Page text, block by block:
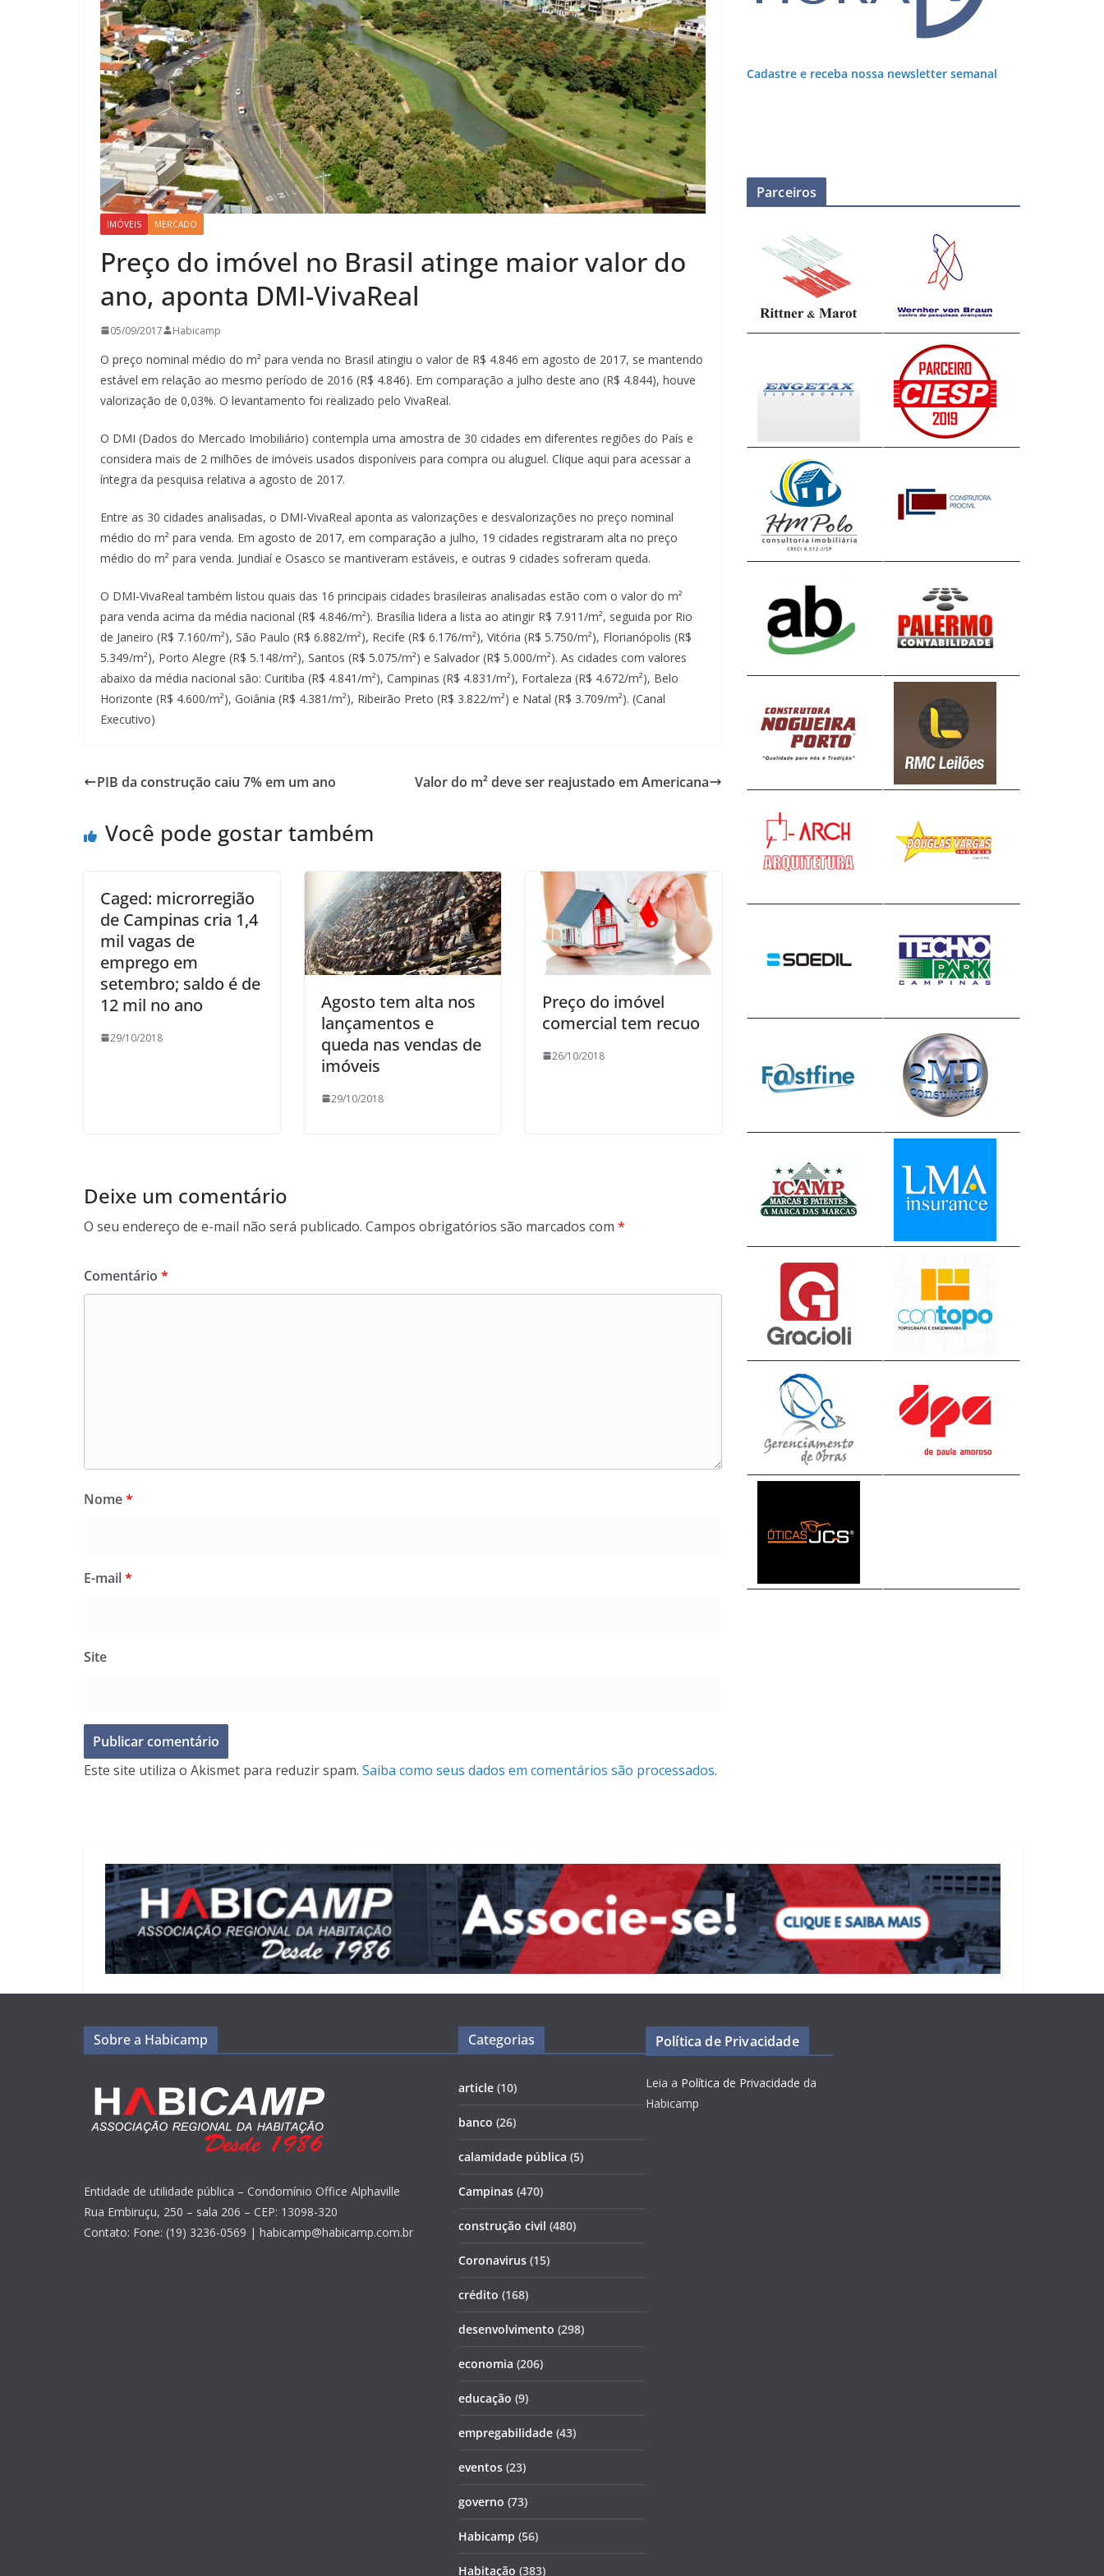
IMÓVEIS MERCADO
Preço do imóvel no Brasil atinge maior valor do
ano, aponta DMI-VivaReal
05/09/2017 Habicamp
O preço nominal médio do m² para venda no Brasil atingiu o valor de R$ 4.846 em agosto de 2017, se mantendo
estável em relação ao mesmo período de 2016 (R$ 4.846). Em comparação a julho deste ano (R$ 4.844), houve
valorização de 0,03%. O levantamento foi realizado pelo VivaReal.
O DMI (Dados do Mercado Imobiliário) contempla uma amostra de 30 cidades em diferentes regiões do País e
considera mais de 2 milhões de imóveis usados disponíveis para compra ou aluguel. Clique aqui para acessar a
íntegra da pesquisa relativa a agosto de 2017.
Entre as 30 cidades analisadas, o DMI-VivaReal aponta as valorizações e desvalorizações no preço nominal
médio do m² para venda. Em agosto de 2017, em comparação a julho, 19 cidades registraram alta no preço
médio do m² para venda. Jundiaí e Osasco se mantiveram estáveis, e outras 9 cidades sofreram queda.
O DMI-VivaReal também listou quais das 16 principais cidades brasileiras analisadas estão com o valor do m²
para venda acima da média nacional (R$ 4.846/m²). Brasília lidera a lista ao atingir R$ 7.911/m², seguida por Rio
de Janeiro (R$ 7.160/m²), São Paulo (R$ 6.882/m²), Recife (R$ 6.176/m²), Vitória (R$ 5.750/m²), Florianópolis (R$
5.349/m²), Porto Alegre (R$ 5.148/m²), Santos (R$ 5.075/m²) e Salvador (R$ 5.000/m²). As cidades com valores
abaixo da média nacional são: Curitiba (R$ 4.841/m²), Campinas (R$ 4.831/m²), Fortaleza (R$ 4.672/m²), Belo
Horizonte (R$ 4.600/m²), Goiânia (R$ 4.381/m²), Ribeirão Preto (R$ 3.822/m²) e Natal (R$ 3.709/m²). (Canal
Executivo)
PIB da construção caiu 7% em um ano Valor do m² deve ser reajustado em Americana
Você pode gostar também
Caged: microrregião
de Campinas cria 1,4
mil vagas de
emprego em
setembro; saldo é de
12 mil no ano
29/10/2018
Agosto tem alta nos
lançamentos e
queda nas vendas de
imóveis
29/10/2018
Preço do imóvel
comercial tem recuo
26/10/2018
Deixe um comentário
O seu endereço de e-mail não será publicado. Campos obrigatórios são marcados com *
Comentário *
Nome*
E-mail*
Site
Este site utiliza o Akismet para reduzir spam. Saiba como seus dados em comentários são processados.
Cadastre e receba nossa newsletter semanal
Parceiros
Sobre a Habicamp
Entidade de utilidade pública – Condomínio Office Alphaville
Rua Embiruçu, 250 – sala 206 – CEP: 13098-320
Contato: Fone: (19) 3236-0569 | habicamp@habicamp.com.br
Categorias
article (10)
banco (26)
calamidade pública (5)
Campinas (470)
construção civil (480)
Coronavirus (15)
crédito (168)
desenvolvimento (298)
economia (206)
educação (9)
empregabilidade (43)
eventos (23)
governo (73)
Habicamp (56)
Habitação (383)
Política de Privacidade
Leia a Política de Privacidade da
Habicamp